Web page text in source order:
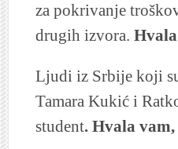
za pokrivanje
drugih izvora.
Ljudi iz Srbije koji
Tamara Kukić i
student. Hvala